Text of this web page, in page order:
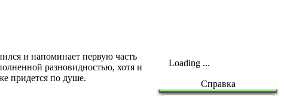
и напоминает первую часть
разновидностью, хотя и
придется по душе.
Loading ...
Справка